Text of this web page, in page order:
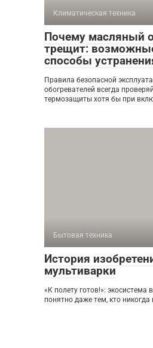
Климатическая техника
Почему масляный
трещит:
способы
Правила безопасной
обогревателей всегда
термозащиты хотя бы при
Бытовая техника
История
мультиварки
«К полету готов!»: экосистема
понятно даже тем, кто никогда